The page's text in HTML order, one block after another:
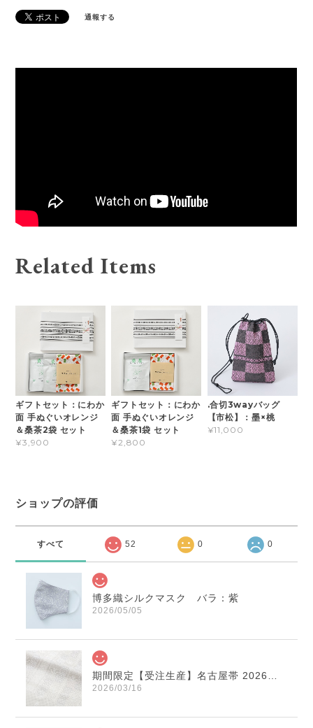
通報する
Related Items
ギフトセット：にわか
面 手ぬぐいオレンジ
＆桑茶2袋 セット
¥3,900
ギフトセット：にわか
面 手ぬぐいオレンジ
＆桑茶1袋 セット
¥2,800
.合切3wayバッグ
【市松】：墨×桃
¥11,000
ショップの評価
すべて 52 0 0
博多織シルクマスク バラ：紫
2026/05/05
期間限定【受注生産】名古屋帯 2026年干支献上 「午」変わり献上 市松：白×薄鼠
2026/03/16